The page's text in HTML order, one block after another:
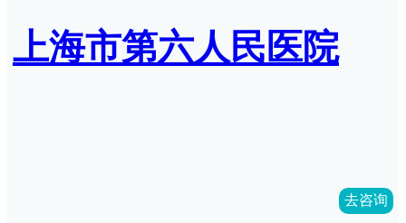
上海市第六人民医院
去咨询